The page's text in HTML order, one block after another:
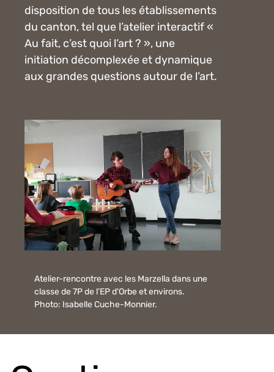
disposition de tous les établissements
du canton, tel que l’atelier interactif «
Au fait, c’est quoi l’art ? », une
initiation décomplexée et dynamique
aux grandes questions autour de l’art.
Atelier-rencontre avec les Marzella dans une
classe de 7P de l’EP d'Orbe et environs.
Photo: Isabelle Cuche-Monnier.